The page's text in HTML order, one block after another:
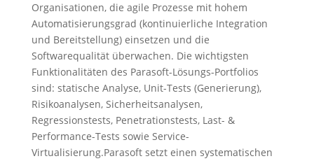
Organisationen, die agile Prozesse mit hohem
Automatisierungsgrad (kontinuierliche Integration
und Bereitstellung) einsetzen und die
Softwarequalität überwachen. Die wichtigsten
Funktionalitäten des Parasoft-Lösungs-Portfolios
sind: statische Analyse, Unit-Tests (Generierung),
Risikoanalysen, Sicherheitsanalysen,
Regressionstests, Penetrationstests, Last- &
Performance-Tests sowie Service-
Virtualisierung.Parasoft setzt einen systematischen